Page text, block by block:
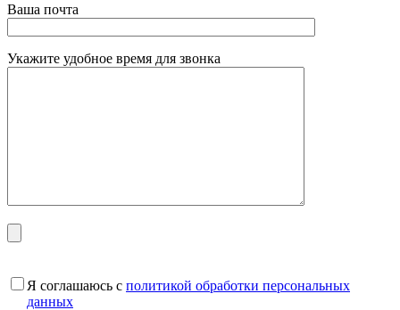
Ваша почта
Укажите удобное время для звонка
Я соглашаюсь с политикой обработки персональных
данных